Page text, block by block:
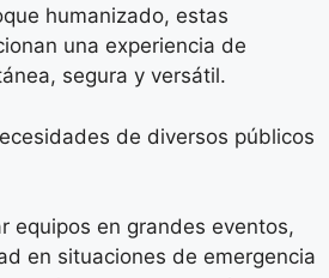
humanizado, estas
una experiencia de
segura y versátil.
de diversos públicos
equipos en grandes eventos,
en situaciones de emergencia